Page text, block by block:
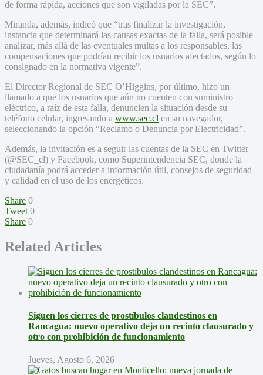
de forma rápida, acciones que son vigiladas por la SEC”.
Miranda, además, indicó que “tras finalizar la investigación,
instancia que determinará las causas exactas de la falla, será posible
analizar, más allá de las eventuales multas a los responsables, las
compensaciones que podrían recibir los usuarios afectados, según lo
consignado en la normativa vigente”.
El Director Regional de SEC O’Higgins, por último, hizo un
llamado a que los usuarios que aún no cuenten con suministro
eléctrico, a raíz de esta falla, denuncien la situación desde su
teléfono celular, ingresando a www.sec.cl en su navegador,
seleccionando la opción “Reclamo o Denuncia por Electricidad”.
Además, la invitación es a seguir las cuentas de la SEC en Twitter
(@SEC_cl) y Facebook, como Superintendencia SEC, donde la
ciudadanía podrá acceder a información útil, consejos de seguridad
y calidad en el uso de los energéticos.
Share 0
Tweet 0
Share 0
Related Articles
Siguen los cierres de prostíbulos clandestinos en
Rancagua: nuevo operativo deja un recinto clausurado y
otro con prohibición de funcionamiento
Jueves, Agosto 6, 2026